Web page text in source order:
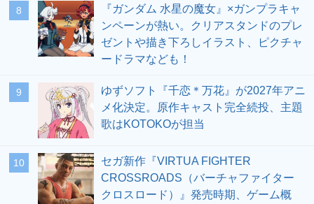
8
『ガンダム 水星の魔女』×ガンプラキャ
ンペーンが熱い。クリアスタンドのプレ
ゼントや描き下ろしイラスト、ピクチャ
ードラマなども！
9
ゆずソフト『千恋＊万花』が2027年アニ
メ化決定。原作キャスト完全続投、主題
歌はKOTOKOが担当
10
セガ新作『VIRTUA FIGHTER
CROSSROADS（バーチャファイター
クロスロード）』発売時期、ゲーム概